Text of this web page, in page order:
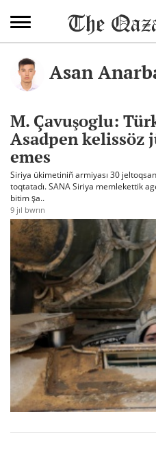
Asan
M. Çavuşoglu:
Asadpen
emes
Siriya ükimetiniñ armiyası 30
toqtatadı. SANA Siriya memlekettik
bitim şa..
9 jıl bwrın